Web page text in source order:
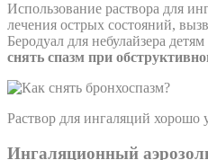
Использование раствора для
лечения острых состояний,
Беродуал для небулайзера детям
снять спазм при
Раствор для ингаляций хорошо
Ингаляционный